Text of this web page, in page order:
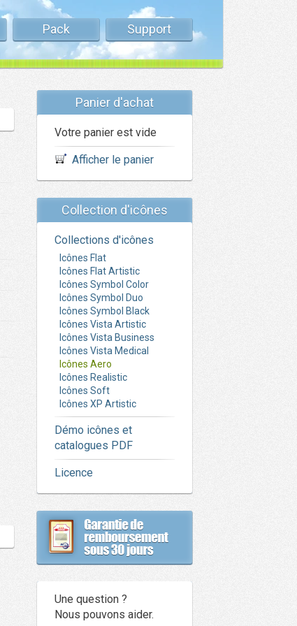
Pack Support
Panier d'achat
Votre panier est vide
Afficher le panier
Collection d'icônes
Collections d'icônes
Icônes Flat
Icônes Flat Artistic
Icônes Symbol Color
Icônes Symbol Duo
Icônes Symbol Black
Icônes Vista Artistic
Icônes Vista Business
Icônes Vista Medical
Icônes Aero
Icônes Realistic
Icônes Soft
Icônes XP Artistic
Démo icônes et
catalogues PDF
Licence
Une question ?
Nous pouvons aider.